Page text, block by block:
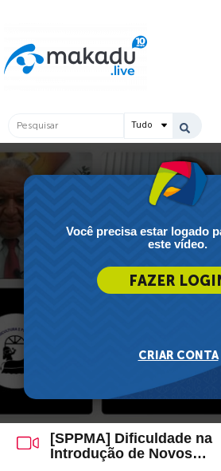
conteúdo
Pesquisar
...
Você precisa estar logado
este vídeo.
[SPPMA] Dificuldade na
Introdução de Novos